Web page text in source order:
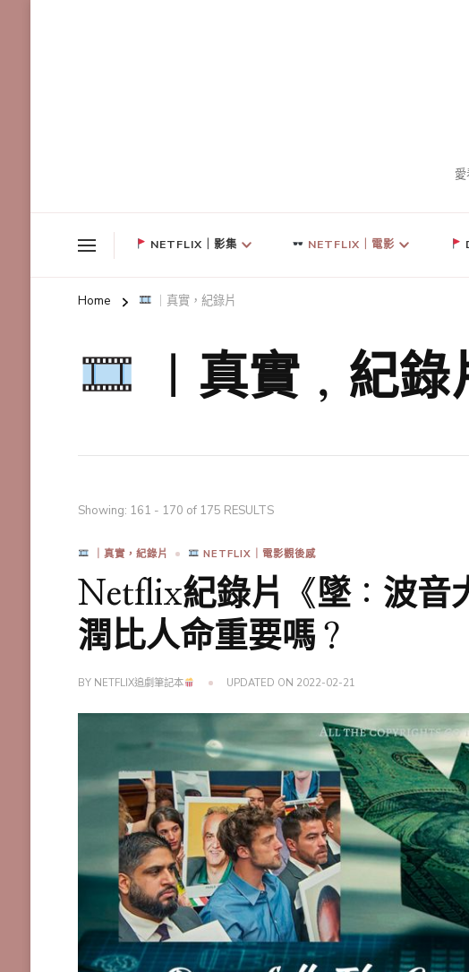
NETFLIX｜影集 NETFLIX｜電影
Home ｜真實，紀錄片
｜真實，紀錄
Showing: 161 - 170 of 175 RESULTS
｜真實，紀錄片 NETFLIX｜電影觀後感
Netflix紀錄片《墜：波音
潤比人命重要嗎？
BY NETFLIX追劇筆記本 UPDATED ON 2022-02-21